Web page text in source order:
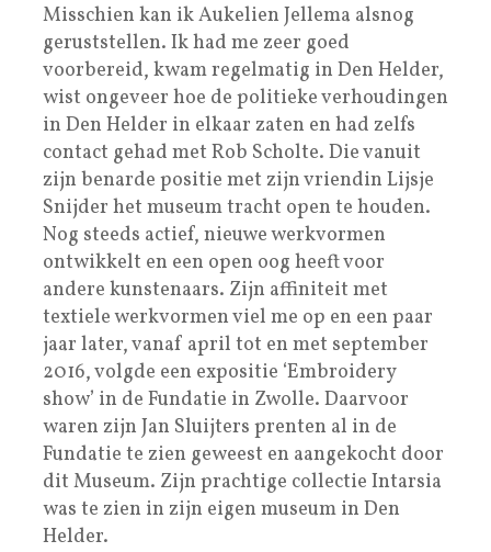
Misschien kan ik Aukelien Jellema alsnog
geruststellen. Ik had me zeer goed
voorbereid, kwam regelmatig in Den Helder,
wist ongeveer hoe de politieke verhoudingen
in Den Helder in elkaar zaten en had zelfs
contact gehad met Rob Scholte. Die vanuit
zijn benarde positie met zijn vriendin Lijsje
Snijder het museum tracht open te houden.
Nog steeds actief, nieuwe werkvormen
ontwikkelt en een open oog heeft voor
andere kunstenaars. Zijn affiniteit met
textiele werkvormen viel me op en een paar
jaar later, vanaf april tot en met september
2016, volgde een expositie ‘Embroidery
show’ in de Fundatie in Zwolle. Daarvoor
waren zijn Jan Sluijters prenten al in de
Fundatie te zien geweest en aangekocht door
dit Museum. Zijn prachtige collectie Intarsia
was te zien in zijn eigen museum in Den
Helder.